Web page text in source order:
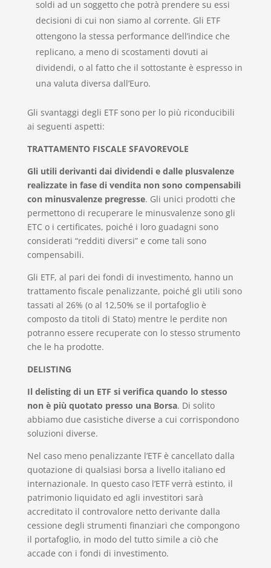
soldi ad un soggetto che potrà prendere su essi
decisioni di cui non siamo al corrente. Gli ETF
ottengono la stessa performance dell’indice che
replicano, a meno di scostamenti dovuti ai
dividendi, o al fatto che il sottostante è espresso in
una valuta diversa dall’Euro.
Gli svantaggi degli ETF sono per lo più riconducibili
ai seguenti aspetti:
TRATTAMENTO FISCALE SFAVOREVOLE
Gli utili derivanti dai dividendi e dalle plusvalenze
realizzate in fase di vendita non sono compensabili
con minusvalenze pregresse. Gli unici prodotti che
permettono di recuperare le minusvalenze sono gli
ETC o i certificates, poiché i loro guadagni sono
considerati “redditi diversi” e come tali sono
compensabili.
Gli ETF, al pari dei fondi di investimento, hanno un
trattamento fiscale penalizzante, poiché gli utili sono
tassati al 26% (o al 12,50% se il portafoglio è
composto da titoli di Stato) mentre le perdite non
potranno essere recuperate con lo stesso strumento
che le ha prodotte.
DELISTING
Il delisting di un ETF si verifica quando lo stesso
non è più quotato presso una Borsa. Di solito
abbiamo due casistiche diverse a cui corrispondono
soluzioni diverse.
Nel caso meno penalizzante l’ETF è cancellato dalla
quotazione di qualsiasi borsa a livello italiano ed
internazionale. In questo caso l’ETF verrà estinto, il
patrimonio liquidato ed agli investitori sarà
accreditato il controvalore netto derivante dalla
cessione degli strumenti finanziari che compongono
il portafoglio, in modo del tutto simile a ciò che
accade con i fondi di investimento.